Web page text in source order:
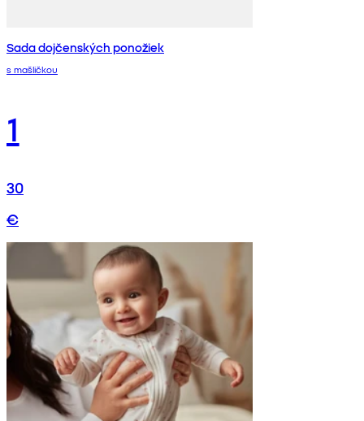
Sada dojčenských ponožiek
s mašličkou
1
30
€